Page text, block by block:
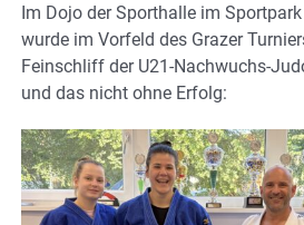
Im Dojo der Sporthalle im
wurde im Vorfeld des Grazer
Feinschliff der U21-Nachwuchs-
und das nicht ohne Erfolg: